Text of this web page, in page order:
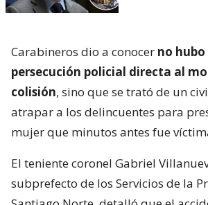
Carabineros dio a conocer no
persecución policial directa al
colisión, sino que se trató de un
atrapar a los delincuentes para
mujer que minutos antes fue
El teniente coronel Gabriel
subprefecto de los Servicios de la